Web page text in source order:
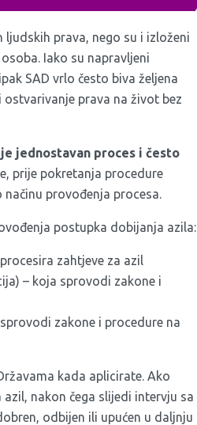
prava, nego su i izloženi
Iako su napravljeni
SAD vrlo često biva željena
prava na život bez
jednostavan proces i često
prije pokretanja procedure
provođenja procesa.
postupka dobijanja azila:
zahtjeve za azil
– koja sprovodi zakone i
zakone i procedure na
kada aplicirate. Ako
nakon čega slijedi intervju sa
odbijen ili upućen u daljnju